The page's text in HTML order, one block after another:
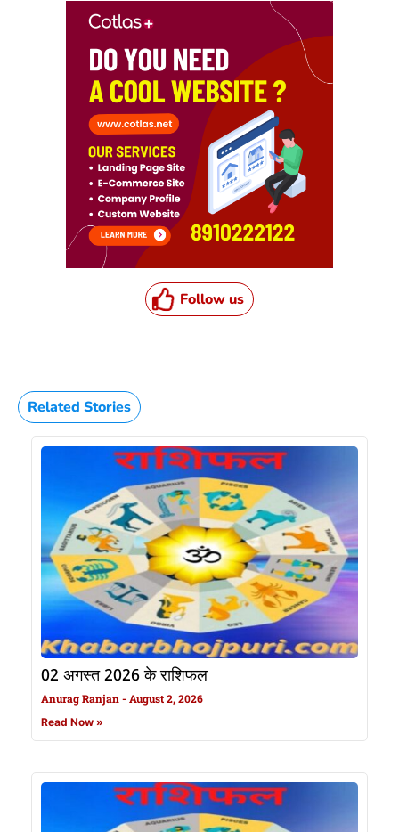
Follow us
Related Stories
02 अगस्त 2026 के राशिफल
Anurag Ranjan August 2, 2026
Read Now »